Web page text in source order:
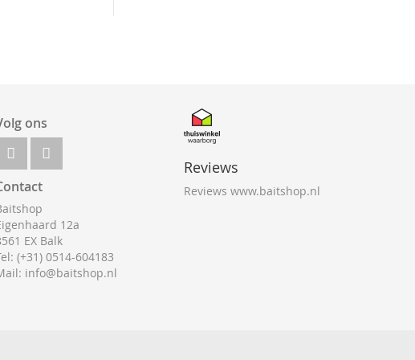
ons
12a
EX Balk
(+31) 0514-604183
info@baitshop.nl
Reviews
Reviews www.baitshop.nl